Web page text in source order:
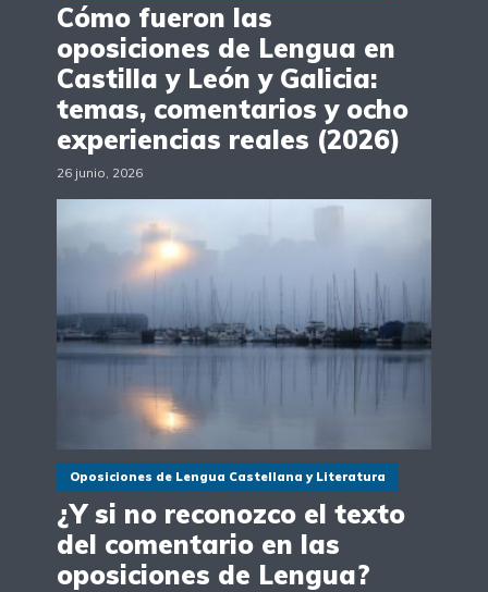
Cómo fueron las
oposiciones de Lengua en
Castilla y León y Galicia:
temas, comentarios y ocho
experiencias reales (2026)
26 junio, 2026
Oposiciones de Lengua Castellana y Literatura
¿Y si no reconozco el texto
del comentario en las
oposiciones de Lengua?